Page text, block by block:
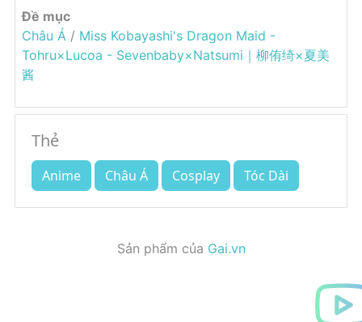
Đề mục
Châu Á / Miss Kobayashi's Dragon Maid -
Tohru×Lucoa - Sevenbaby×Natsumi｜柳侑绮×夏美
酱
Thẻ
Anime Châu Á Cosplay Tóc Dài
Sản phẩm của Gai.vn